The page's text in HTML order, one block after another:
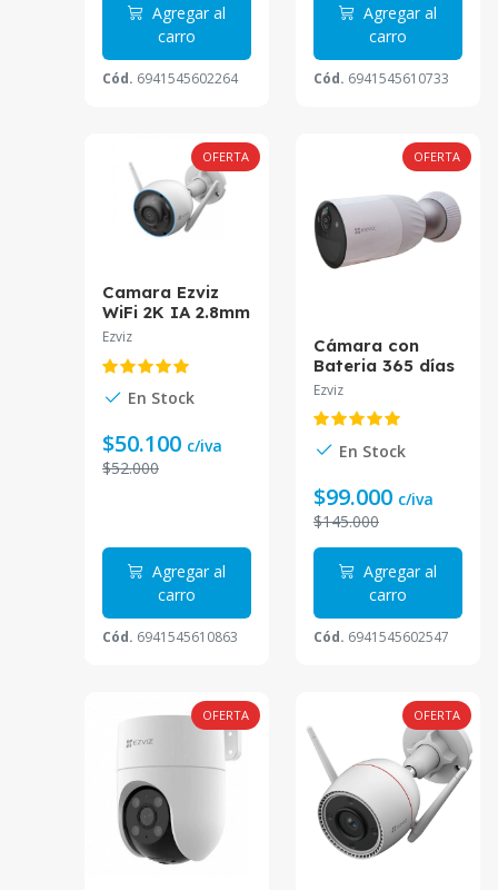
Agregar al
carro
Cód. 6941545602264
Agregar al
carro
Cód. 6941545610733
OFERTA
Camara Ezviz
WiFi 2K IA 2.8mm
Sirena y Luz CS-
Ezviz
En Stock
$50.100 c/iva
$52.000
Agregar al
carro
Cód. 6941545610863
OFERTA
Cámara con
Bateria 365 días
Ezviz 2MP BC1
A0-2C2WPBL
Ezviz
En Stock
$99.000 c/iva
$145.000
Agregar al
carro
Cód. 6941545602547
OFERTA OFERTA